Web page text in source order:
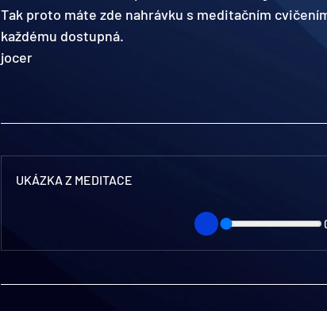
Tak proto máte zde nahrávku s meditačním
každému dostupná.
jocer
UKÁZKA Z MEDITACE